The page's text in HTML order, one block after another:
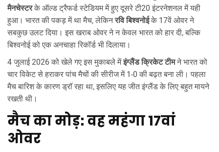
मैनचेस्टरके ऑल्ड ट्रैफर्ड स्टेडियम में हुए दूसरे टी20 इंटरनेशनल में यही
हुआ। भारत की पकड़ में था मैच, लेकिनरवि बिश्वनोईके 17वें ओवर ने
सबकुछ उलट दिया। इस खराब ओवर ने न केवल भारत को हार दी, बल्कि
बिश्वनोई को एक अनचाहा रिकॉर्ड भी दिलाया।
4 जुलाई 2026 को खेले गए इस मुकाबले मेंइंग्लैंड क्रिकेट टीमने भारत को
चार विकेट से हराकर पांच मैचों की सीरीज में 1-0 की बढ़त बना ली। पहला
मैच बारिश के कारण ड्रॉ रहा था, इसलिए यह जीत इंग्लैंड के लिए बहुत मायने
रखती थी।
मैच का मोड़: वह महंगा 17वां
ओवर